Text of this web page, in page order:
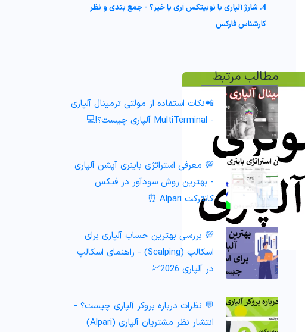
4. شارژ آلپاری با نوبیتکس آری یا خیر؟ - جمع بندی و نظر
کارشناس فارکس
مطالب مرتبط
📲نکات استفاده از مولتی ترمینال آلپاری
- MultiTerminal آلپاری چیست؟!💻
💯 معرفی استراتژی باینری آپشن آلپاری
- بهترین روش سودآور در فیکس
کانترکت Alpari ⏰
💯 بررسی بهترین حساب آلپاری برای
اسکالپ (Scalping) - راهنمای اسکالپ
در آلپاری 2026💹
💬 نظرات درباره بروکر آلپاری چیست؟ -
انتشار نظر مشتریان آلپاری (Alpari)